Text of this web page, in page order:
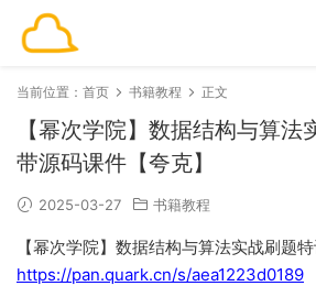
当前位置： 首页 书籍教程 正文
【幂次学院】数据结构与算法
带源码课件【夸克】
2025-03-27 书籍教程
【幂次学院】数据结构与算法实战刷题
https://pan.quark.cn/s/aea1223d0189